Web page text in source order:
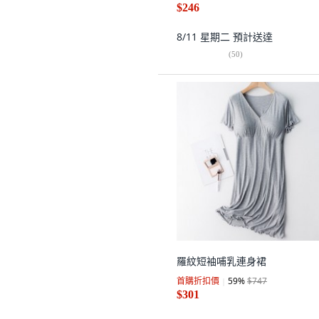
$246
8/11 星期二 預計送達
(50)
羅紋短袖哺乳連身裙
首購折扣價 59%$747
$301